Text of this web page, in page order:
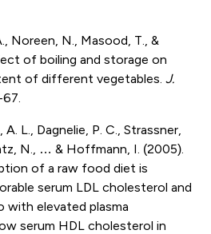
Noreen, N., Masood, T., &
of boiling and storage on
of different vegetables. J.
L., Dagnelie, P. C., Strassner,
N., … & Hoffmann, I. (2005).
of a raw food diet is
serum LDL cholesterol and
with elevated plasma
serum HDL cholesterol in